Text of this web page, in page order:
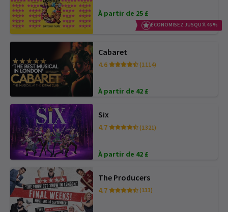
À partir de 25 £
ÉCONOMISEZ JUSQU’À 46 %
Cabaret
4.6 (1 114)
À partir de 42 £
Six
4.7 (1 321)
À partir de 42 £
The Producers
4.7 (133)